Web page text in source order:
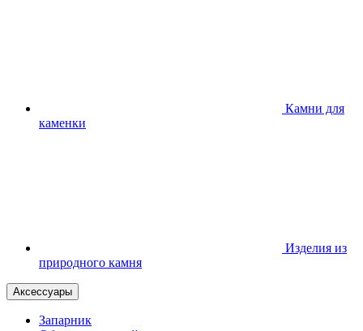
Камни для
каменки
Изделия из
природного камня
Аксессуары
Запарник